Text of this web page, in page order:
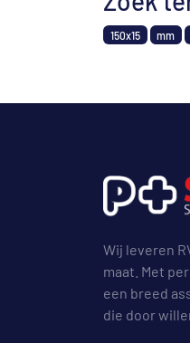
150x15 mm
Wij leveren
maat. Met
een breed
die door